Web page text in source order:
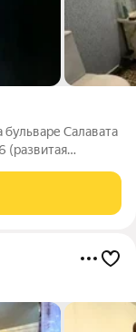
бульваре Салавата